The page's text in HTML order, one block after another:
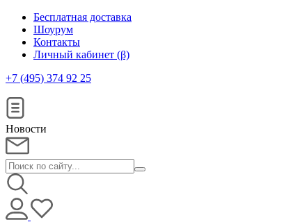
Бесплатная доставка
Шоурум
Контакты
Личный кабинет (β)
+7 (495) 374 92 25
Новости